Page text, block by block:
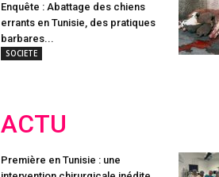
Enquête : Abattage des chiens
errants en Tunisie, des pratiques
barbares...
SOCIETE
ACTU
Première en Tunisie : une